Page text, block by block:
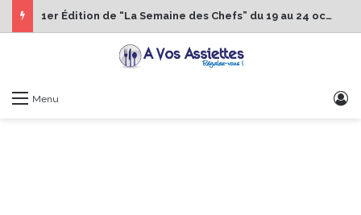
1er Édition de “La Semaine des Chefs” du 19 au 24 octobre 2026
Menu